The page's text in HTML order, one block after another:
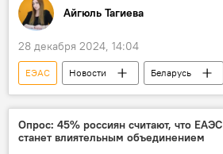
Айгюль Тагиева
28 декабря 2024, 14:04
ЕЭАС Новости
Беларусь
Экономика
Александр Лукашенко
Минск
Торговля
Финансы
цифровизация
Промышленность
Опрос: 45% россиян считают, что ЕАЭС
станет влиятельным объединением